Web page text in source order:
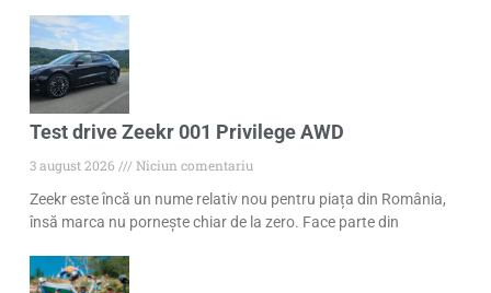
Test drive Zeekr 001 Privilege AWD
3 august 2026
Niciun comentariu
Zeekr este încă un nume relativ nou pentru piața din România,
însă marca nu pornește chiar de la zero. Face parte din